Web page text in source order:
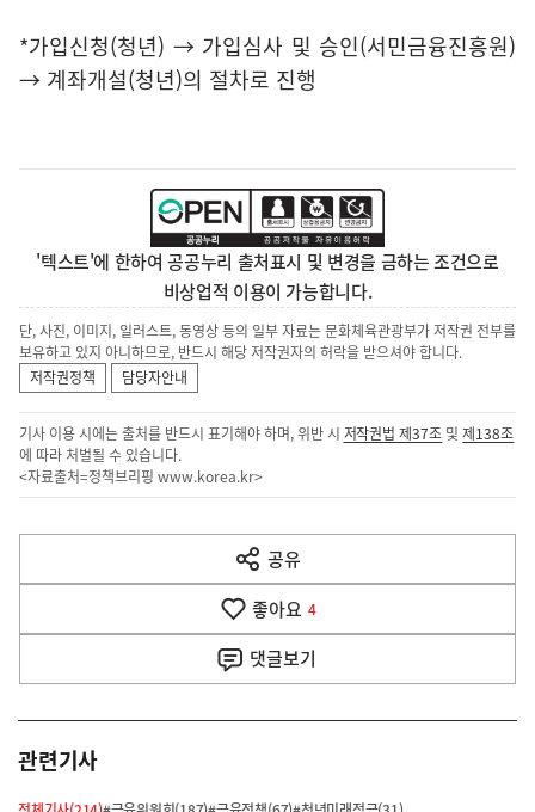
*가입신청(청년) → 가입심사 및 승인(서민금융진흥원)
→ 계좌개설(청년)의 절차로 진행
'텍스트'에 한하여 공공누리 출처표시 및 변경을 금하는 조건으로
비상업적 이용이 가능합니다.
단, 사진, 이미지, 일러스트, 동영상 등의 일부 자료는 문화체육관광부가 저작권 전부를
보유하고 있지 아니하므로, 반드시 해당 저작권자의 허락을 받으셔야 합니다.
저작권정책
담당자안내
기사 이용 시에는 출처를 반드시 표기해야 하며, 위반 시 저작권법 제37조 및제138조
에 따라 처벌될 수 있습니다.
<자료출처=정책브리핑 www.korea.kr>
다
음
공유
열
기
좋아요 4
댓글보기
관련기사